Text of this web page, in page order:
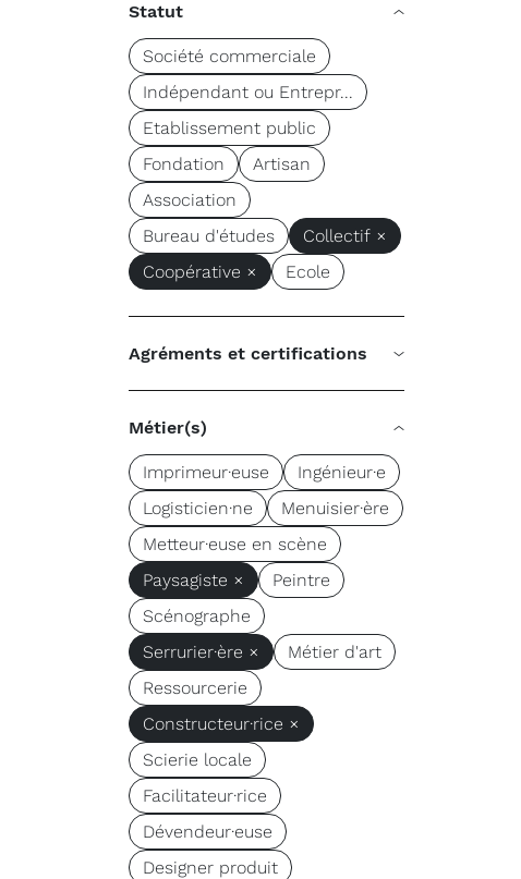
Statut
Société commerciale
Indépendant ou Entrepr...
Etablissement public
Fondation
Artisan
Association
Bureau d'études
Collectif ×
Coopérative ×
Ecole
Agréments et certifications
Métier(s)
Imprimeur·euse
Ingénieur·e
Logisticien·ne
Menuisier·ère
Metteur·euse en scène
Paysagiste ×
Peintre
Scénographe
Serrurier·ère ×
Métier d'art
Ressourcerie
Constructeur·rice ×
Scierie locale
Facilitateur·rice
Dévendeur·euse
Designer produit